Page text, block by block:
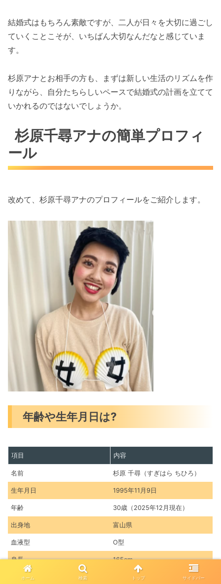
結婚式はもちろん素敵ですが、二人が日々を大切に過ごし
ていくことこそが、いちばん大切なんだなと感じていま
す。
杉原アナとお相手の方も、まずは新しい生活のリズムを作
りながら、自分たちらしいペースで結婚式の計画を立てて
いかれるのではないでしょうか。
杉原千尋アナの簡単プロフィ
ール
改めて、杉原千尋アナのプロフィールをご紹介します。
年齢や生年月日は?
項目 内容
名前 杉原 千尋（すぎはら ちひろ）
生年月日 1995年11月9日
年齢 30歳（2025年12月現在）
出身地 富山県
血液型 O型
身長 165cm
富山県立呉羽高等学校
ホーム 検索 トップ サイドバー